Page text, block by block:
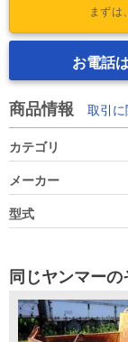
まずは
お電話
商品情報 取引
カテゴリ
メーカー
型式
同じヤンマー